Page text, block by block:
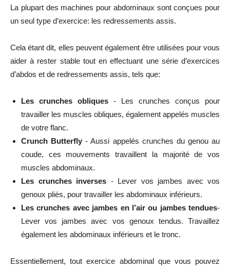
La plupart des machines pour abdominaux sont conçues pour
un seul type d’exercice: les redressements assis.
Cela étant dit, elles peuvent également être utilisées pour vous
aider à rester stable tout en effectuant une série d’exercices
d’abdos et de redressements assis, tels que:
Les crunches obliques - Les crunches conçus pour
travailler les muscles obliques, également appelés muscles
de votre flanc.
Crunch Butterfly - Aussi appelés crunches du genou au
coude, ces mouvements travaillent la majorité de vos
muscles abdominaux.
Les crunches inverses - Lever vos jambes avec vos
genoux pliés, pour travailler les abdominaux inférieurs.
Les crunches avec jambes en l’air ou jambes tendues-
Lever vos jambes avec vos genoux tendus. Travaillez
également les abdominaux inférieurs et le tronc.
Essentiellement, tout exercice abdominal que vous pouvez